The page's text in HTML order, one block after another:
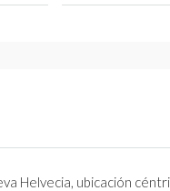
Helvecia, ubicación